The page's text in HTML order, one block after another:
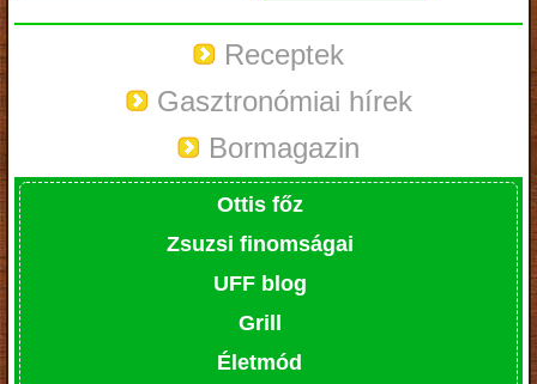
Receptek
Gasztronómiai hírek
Bormagazin
Ottis főz
Zsuzsi finomságai
UFF blog
Grill
Életmód